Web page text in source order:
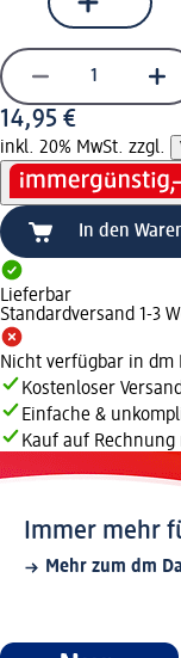
14,95 €
inkl. 20% MwSt. zzgl.
In den
Lieferbar
Standardversand 1-3
Nicht verfügbar in dm
Kostenloser
Einfache &
Kauf auf Rechnung
Immer mehr
Mehr zum dm